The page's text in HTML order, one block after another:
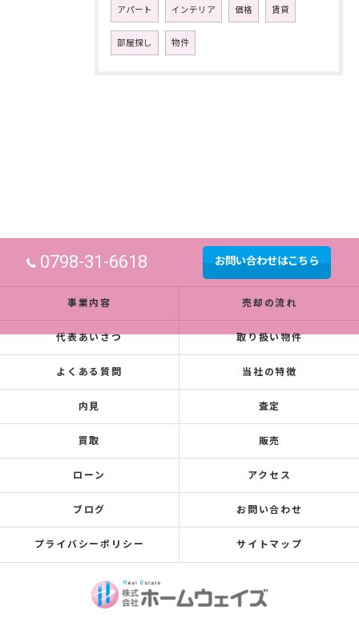
アパート インテリア 価格 賃貸
部屋探し 物件
0798-31-6618 お問い合わせはこちら
事業内容 売却の流れ
代表あいさつ 取り扱い物件
よくある質問 当社の特徴
内見 査定
買取 販売
ローン アクセス
ブログ お問い合わせ
プライバシーポリシー サイトマップ